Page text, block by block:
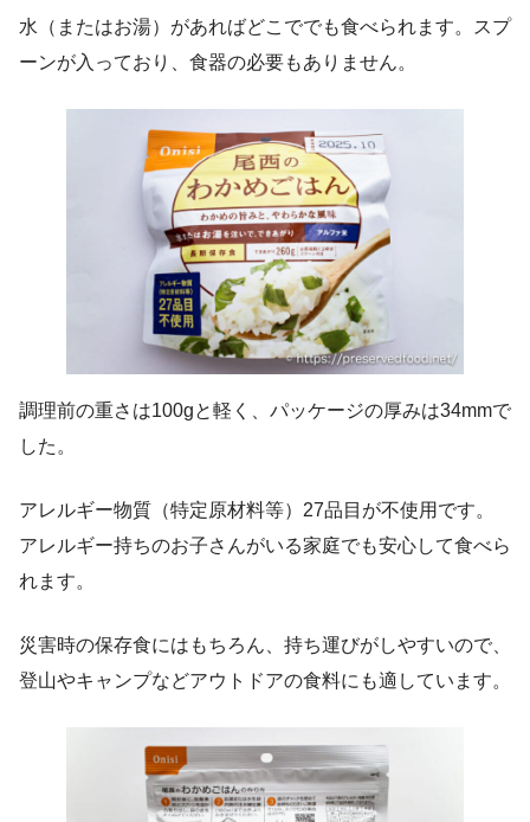
水（またはお湯）があればどこででも食べられます。スプ
ーンが入っており、食器の必要もありません。
調理前の重さは100gと軽く、パッケージの厚みは34mmで
した。
アレルギー物質（特定原材料等）27品目が不使用です。
アレルギー持ちのお子さんがいる家庭でも安心して食べら
れます。
災害時の保存食にはもちろん、持ち運びがしやすいので、
登山やキャンプなどアウトドアの食料にも適しています。